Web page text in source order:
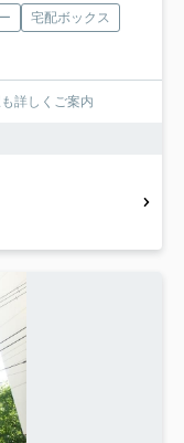
宅配ボックス
詳しくご案内